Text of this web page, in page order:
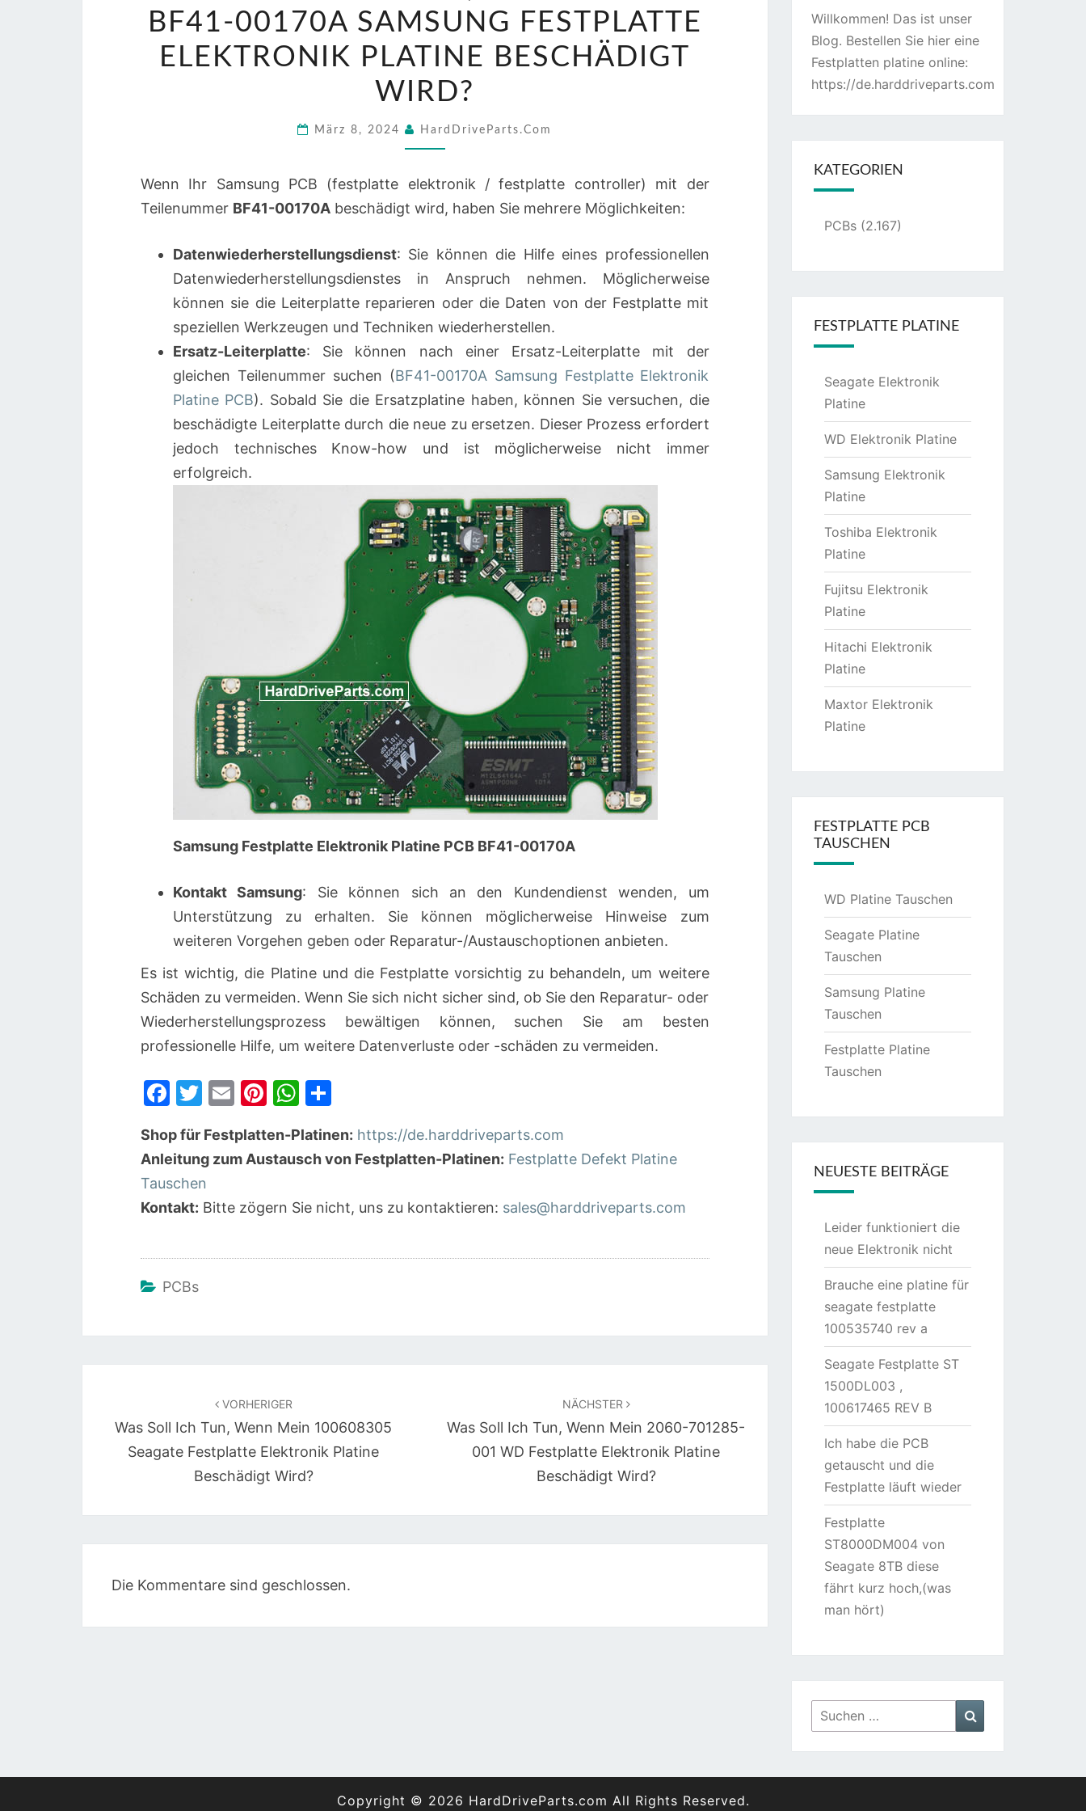
ICH
WENN
MEIN
00170A
FESTPLATTE
ELEKTRONIK
BESCHÄDIGT
WIRD?
BF41-00170A SAMSUNG FESTPLATTE
ELEKTRONIK PLATINE BESCHÄDIGT
WIRD?
März 8, 2024 HardDriveParts.com
Wenn Ihr Samsung PCB (festplatte elektronik / festplatte controller) mit der
Teilenummer BF41-00170A beschädigt wird, haben Sie mehrere Möglichkeiten:
Datenwiederherstellungsdienst: Sie können die Hilfe eines professionellen
Datenwiederherstellungsdienstes in Anspruch nehmen. Möglicherweise
können sie die Leiterplatte reparieren oder die Daten von der Festplatte mit
speziellen Werkzeugen und Techniken wiederherstellen.
Ersatz-Leiterplatte: Sie können nach einer Ersatz-Leiterplatte mit der
gleichen Teilenummer suchen (BF41-00170A Samsung Festplatte Elektronik
Platine PCB). Sobald Sie die Ersatzplatine haben, können Sie versuchen, die
beschädigte Leiterplatte durch die neue zu ersetzen. Dieser Prozess erfordert
jedoch technisches Know-how und ist möglicherweise nicht immer
erfolgreich.
Samsung Festplatte Elektronik Platine PCB BF41-00170A
Kontakt Samsung: Sie können sich an den Kundendienst wenden, um
Unterstützung zu erhalten. Sie können möglicherweise Hinweise zum
weiteren Vorgehen geben oder Reparatur-/Austauschoptionen anbieten.
Es ist wichtig, die Platine und die Festplatte vorsichtig zu behandeln, um weitere
Schäden zu vermeiden. Wenn Sie sich nicht sicher sind, ob Sie den Reparatur- oder
Wiederherstellungsprozess bewältigen können, suchen Sie am besten
professionelle Hilfe, um weitere Datenverluste oder -schäden zu vermeiden.
F
c
e
b
o
k
T
itt
er
E
ai
l
Pi
er
e
st
W
at
s
A
p
ar
e
Shop für Festplatten-Platinen: https://de.harddriveparts.com
Anleitung zum Austausch von Festplatten-Platinen: Festplatte Defekt Platine
Tauschen
Kontakt: Bitte zögern Sie nicht, uns zu kontaktieren: sales@harddriveparts.com
PCBs
VORHERIGER
Was Soll Ich Tun, Wenn Mein 100608305
Seagate Festplatte Elektronik Platine
Beschädigt Wird?
NÄCHSTER
Was Soll Ich Tun, Wenn Mein 2060-701285-
001 WD Festplatte Elektronik Platine
Beschädigt Wird?
Die Kommentare sind geschlossen.
Willkommen! Das ist unser
Blog. Bestellen Sie hier eine
Festplatten platine online:
https://de.harddriveparts.com
KATEGORIEN
PCBs(2.167)
FESTPLATTE PLATINE
Seagate Elektronik
Platine
WD Elektronik Platine
Samsung Elektronik
Platine
Toshiba Elektronik
Platine
Fujitsu Elektronik
Platine
Hitachi Elektronik
Platine
Maxtor Elektronik
Platine
FESTPLATTE PCB
TAUSCHEN
WD Platine Tauschen
Seagate Platine
Tauschen
Samsung Platine
Tauschen
Festplatte Platine
Tauschen
NEUESTE BEITRÄGE
Leider funktioniert die
neue Elektronik nicht
Brauche eine platine für
seagate festplatte
100535740 rev a
Seagate Festplatte ST
1500DL003 ,
100617465 REV B
Ich habe die PCB
getauscht und die
Festplatte läuft wieder
Festplatte
ST8000DM004 von
Seagate 8TB diese
fährt kurz hoch,(was
man hört)
Suchen
nach:
Copyright © 2026 HardDriveParts.com All Rights Reserved.